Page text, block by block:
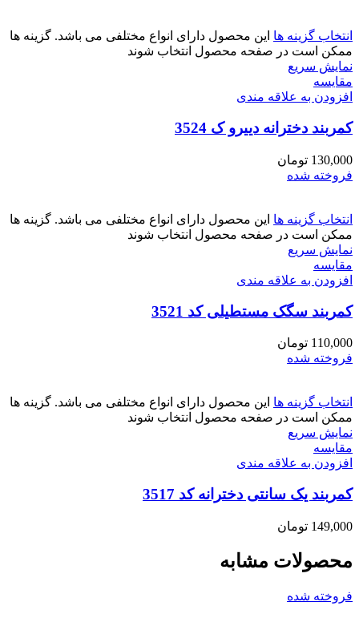
انتخاب گزینه ها این محصول دارای انواع مختلفی می باشد. گزینه ها
ممکن است در صفحه محصول انتخاب شوند
نمایش سریع
مقايسه
افزودن به علاقه مندی
کمربند دخترانه دییرو ک 3524
130,000 تومان
فروخته شده
انتخاب گزینه ها این محصول دارای انواع مختلفی می باشد. گزینه ها
ممکن است در صفحه محصول انتخاب شوند
نمایش سریع
مقايسه
افزودن به علاقه مندی
کمربند سگک مستطیلی کد 3521
110,000 تومان
فروخته شده
انتخاب گزینه ها این محصول دارای انواع مختلفی می باشد. گزینه ها
ممکن است در صفحه محصول انتخاب شوند
نمایش سریع
مقايسه
افزودن به علاقه مندی
کمربند یک سانتی دخترانه کد 3517
149,000 تومان
محصولات مشابه
فروخته شده